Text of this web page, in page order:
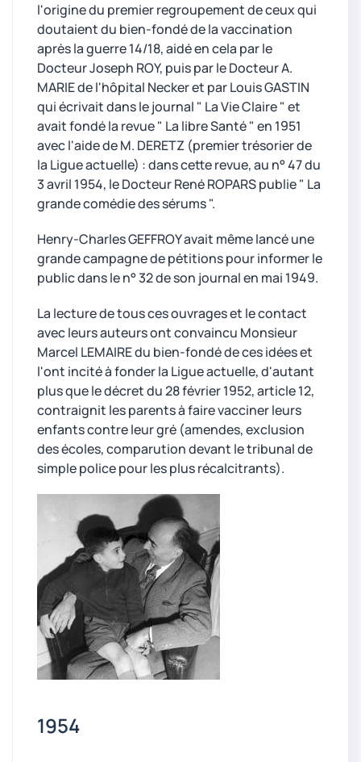
l'origine du premier regroupement de ceux qui
doutaient du bien-fondé de la vaccination
après la guerre 14/18, aidé en cela par le
Docteur Joseph ROY, puis par le Docteur A.
MARIE de l'hôpital Necker et par Louis GASTIN
qui écrivait dans le journal " La Vie Claire " et
avait fondé la revue " La libre Santé " en 1951
avec l'aide de M. DERETZ (premier trésorier de
la Ligue actuelle) : dans cette revue, au n° 47 du
3 avril 1954, le Docteur René ROPARS publie " La
grande comédie des sérums ".
Henry-Charles GEFFROY avait même lancé une
grande campagne de pétitions pour informer le
public dans le n° 32 de son journal en mai 1949.
La lecture de tous ces ouvrages et le contact
avec leurs auteurs ont convaincu Monsieur
Marcel LEMAIRE du bien-fondé de ces idées et
l'ont incité à fonder la Ligue actuelle, d'autant
plus que le décret du 28 février 1952, article 12,
contraignit les parents à faire vacciner leurs
enfants contre leur gré (amendes, exclusion
des écoles, comparution devant le tribunal de
simple police pour les plus récalcitrants).
1954